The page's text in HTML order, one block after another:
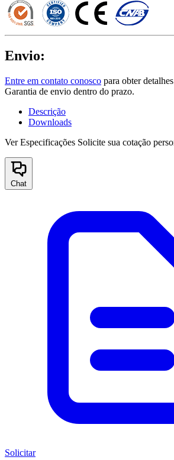
Envio:
Entre em contato conosco para obter
Garantia de envio dentro do prazo.
Descrição
Downloads
Ver Especificações Solicite sua cotação
Chat
Solicitar